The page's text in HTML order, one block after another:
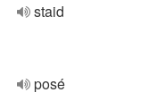
staid
posé